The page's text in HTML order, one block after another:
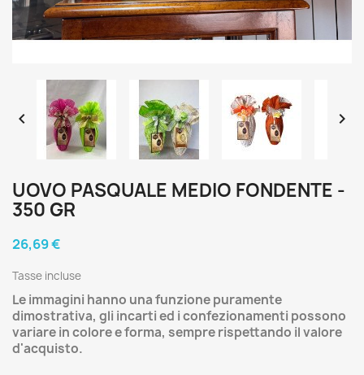
 
UOVO PASQUALE MEDIO FONDENTE -
350 GR
26,69 €
Tasse incluse
Le immagini hanno una funzione puramente
dimostrativa, gli incarti ed i confezionamenti possono
variare in colore e forma, sempre rispettando il valore
d'acquisto.